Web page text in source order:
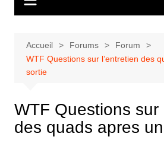
Accueil Forums
Forum
WTF Questions sur l’entretien des
sortie
WTF Questions sur
des quads apres